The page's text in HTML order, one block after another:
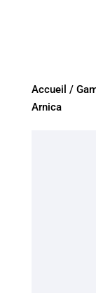
Accueil /
Arnica